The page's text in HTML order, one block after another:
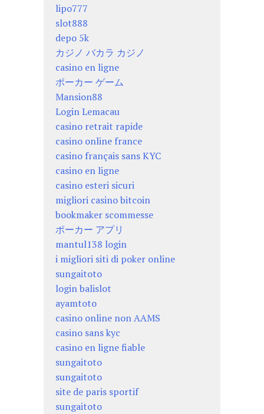
lipo777
slot888
depo 5k
カジノ バカラ カジノ
casino en ligne
ポーカー ゲーム
Mansion88
Login Lemacau
casino retrait rapide
casino online france
casino français sans KYC
casino en ligne
casino esteri sicuri
migliori casino bitcoin
bookmaker scommesse
ポーカー アプリ
mantul138 login
i migliori siti di poker online
sungaitoto
login balislot
ayamtoto
casino online non AAMS
casino sans kyc
casino en ligne fiable
sungaitoto
sungaitoto
site de paris sportif
sungaitoto